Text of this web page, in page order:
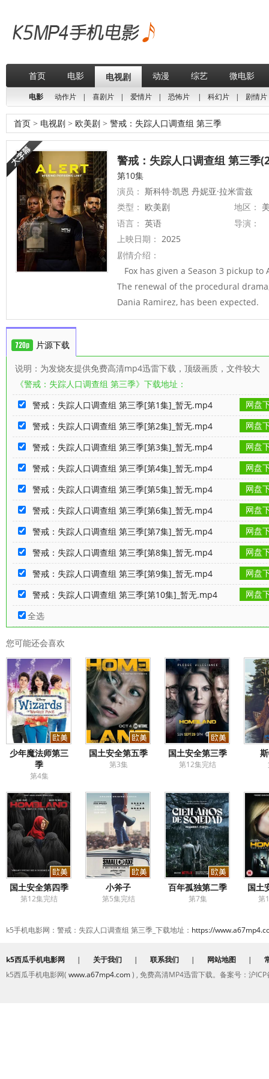
首页 电影 电视剧 动漫 综艺 微电影
电影 动作片 | 喜剧片 | 爱情片 | 恐怖片 | 科幻片 | 剧情片
首页 > 电视剧 > 欧美剧 > 警戒：失踪人口调查组 第三季
警戒：失踪人口调查组 第三季
第10集
演员： 斯科特·凯恩 丹妮亚·拉米雷兹
类型： 欧美剧 地区：
语言： 英语
导演：
上映日期： 2025
剧情介绍：
Fox has given a Season 3 pickup
The renewal of the procedural
Dania Ramirez, has been expected.
片源下载
说明：为发烧友提供免费高清mp4迅雷下载，顶级画质，文件较大
《警戒：失踪人口调查组 第三季》下载地址：
警戒：失踪人口调查组 第三季[第1集]_暂无.mp4
网盘
警戒：失踪人口调查组 第三季[第2集]_暂无.mp4
网盘
警戒：失踪人口调查组 第三季[第3集]_暂无.mp4
网盘
警戒：失踪人口调查组 第三季[第4集]_暂无.mp4
网盘
警戒：失踪人口调查组 第三季[第5集]_暂无.mp4
网盘
警戒：失踪人口调查组 第三季[第6集]_暂无.mp4
网盘
警戒：失踪人口调查组 第三季[第7集]_暂无.mp4
网盘
警戒：失踪人口调查组 第三季[第8集]_暂无.mp4
网盘
警戒：失踪人口调查组 第三季[第9集]_暂无.mp4
网盘
警戒：失踪人口调查组 第三季[第10集]_暂无.mp4
网盘
全选
您可能还会喜欢
少年魔法师第三
季
第4集
国土安全第五季
第3集
国土安全第三季
第12集完结
国土安全第四季
第12集完结
小斧子
第5集完结
百年孤独第二季
第7集
国土
第
k5手机电影网：警戒：失踪人口调查组 第三季_下载地址： https://
k5西瓜手机电影网 | 关于我们 | 联系我们 | 网站地图 |
k5西瓜手机电影网( www.a67mp4.com) , 免费高清MP4迅雷下载。备案号：沪